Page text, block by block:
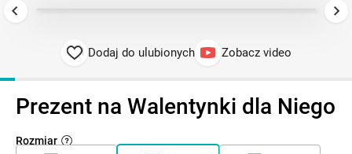
Dodaj do ulubionych Zobacz video
Prezent na Walentynki dla Niego
Rozmiar